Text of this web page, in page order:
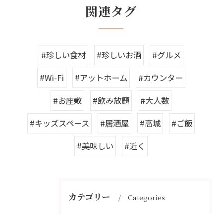
関連タグ
#珍しい食材 #珍しいお酒
#グルメ
#Wi-Fi
#アットホーム
#カウンター
#お座敷
#飲み放題
#大人数
#キッズスペース
#居酒屋 #高城
#ご飯
#美味しい
#近く
カテゴリー Categories